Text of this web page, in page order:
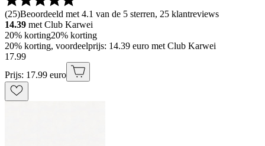
(25)Beoordeeld met 4.1 van de 5 sterren, 25 klantreviews
14.39 met Club Karwei
20% korting20% korting
20% korting, voordeelprijs: 14.39 euro met Club Karwei
17.99
Prijs: 17.99 euro